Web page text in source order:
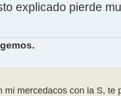
explicado pierde
mi mercedacos con la S, te